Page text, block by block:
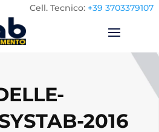
Cell. Tecnico: +39 3703379107
2016